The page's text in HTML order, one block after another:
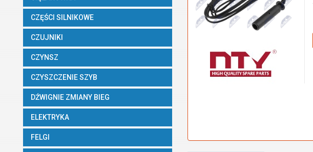
CZĘŚCI SILNIKOWE
CZUJNIKI
CZYNSZ
CZYSZCZENIE SZYB
DŹWIGNIE ZMIANY BIEG
ELEKTRYKA
FELGI